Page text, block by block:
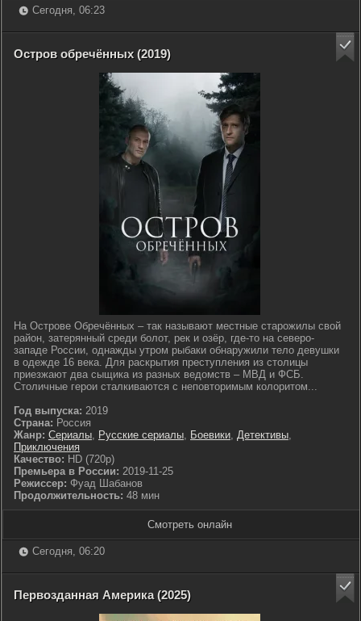
Сегодня, 06:23
Остров обречённых (2019)
На Острове Обречённых – так называют местные старожилы свой
район, затерянный среди болот, рек и озёр, где-то на северо-
западе России, однажды утром рыбаки обнаружили тело девушки
в одежде 16 века. Для раскрытия преступления из столицы
приезжают два сыщика из разных ведомств – МВД и ФСБ.
Столичные герои сталкиваются с неповторимым колоритом...
Год выпуска: 2019
Страна: Россия
Жанр: Сериалы, Русские сериалы, Боевики, Детективы,
Приключения
Качество: HD (720p)
Премьера в России: 2019-11-25
Режиссер: Фуад Шабанов
Продолжительность: 48 мин
Смотреть онлайн
Сегодня, 06:20
Первозданная Америка (2025)